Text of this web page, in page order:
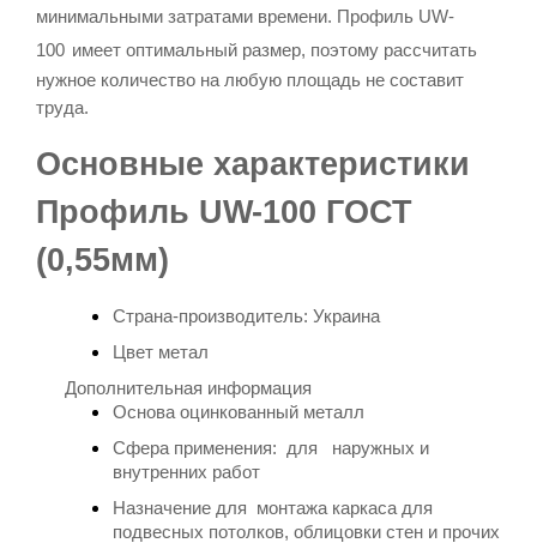
минимальными затратами времени. Профиль UW-
100 имеет оптимальный размер, поэтому рассчитать
нужное количество на любую площадь не составит
труда.
Основные характеристики
Профиль UW-100 ГОСТ
(0,55мм)
Страна-производитель: Украина
Цвет метал
Дополнительная информация
Основа оцинкованный металл
Сфера применения: для наружных и
внутренних работ
Назначение для монтажа каркаса для
подвесных потолков, облицовки стен и прочих